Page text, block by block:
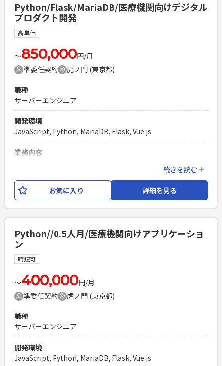
ルテ製品に依存 MW：Apache／WSGI／Pacemaker／DRBD
Project：Backlog／GitHub MS365：Teams／Sharepoint／
Outlook／Copilot ネットワークの構造やセキュリティーの観
点から、実際に導入されている病院先で作業を行っていただ
く場合もございます。 ※客先は都内もございますが、地方の
場合は、1泊などで出張いただく可能性もございます。
・Webアプリケーションの開発経験（3年以上） ・Pythonを
用いたWebアプリケーション開発経験（2年以上） ・能動的に
業務を遂行できる方 ・報連相を含めリスク管理が適切に行え
る方（顧客への納期厳守のため） ・各種テスト経験が豊富な
方（病院向け製品のため）
PHPを用いたWebサービスの開発経験4年以上
Python/Flask/MariaDB/医療機関向けデジタル
プロダクト開発
高単価
〜850,000円/月
準委任契約
虎ノ門 (東京都)
職種
サーバーエンジニア
開発環境
JavaScript, Python, MariaDB, Flask, Vue.js
業務内容
援ツールを開発しております。 今回の案件では、すでに導入
されているプロダクトの運用保守がメインとなります。 ネッ
トワークの構造やセキュリティーの観点から、実際に導入さ
Apache 2,mod_wsgi 5 ・DBサーバー： MariaDB 11 ・言
語： Python3.12,TypeScript5.3,HTML,CSS ・フレームワー
ク： Flask3,SQLAlchemy2,pytest ・フロントエンド：
Vue3,Bootstrap5.3,jQuery3.7,vitest1.4 ・その他：
Docker,Github,Github
Actions,Backlog,Teams,eslint,prettier,mypy,ruff
・Webアプリケーション開発経験（5年以上） ・Flaskを使用
したPytonの開発経験 ・設計〜運用保守まで一人称で対応で
きる方 ・JavaScript,HTML,CSSでの基本的な画面開発ができ
る方 ・導入先（病院）への出張ができる方（2,3か月に1回程
度）
続きを読む＋
お気に入り 詳細を見る
Python//0.5人月/医療機関向けアプリケーショ
ン
時短可
〜400,000円/月
準委任契約
虎ノ門 (東京都)
職種
サーバーエンジニア
開発環境
JavaScript, Python, MariaDB, Flask, Vue.js